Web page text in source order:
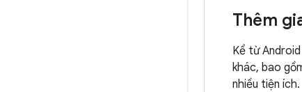
Thêm
Kể từ
khác, bao
nhiều tiện ích.